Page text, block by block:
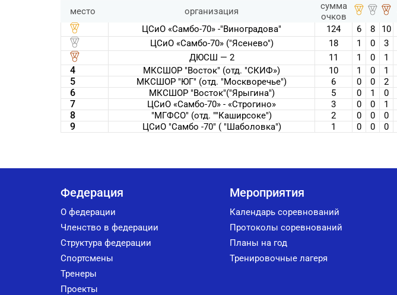
место организация
сумма
очков
ЦСиО «Самбо-70» -"Виноградова"
124 6 8 10
ЦСиО «Самбо-70» ("Ясенево")
18 1 0 3
ДЮСШ — 2
11 1 0 1
4 МКСШОР "Восток" (отд. "СКИФ») 10 1 0 1
5 МКСШОР "ЮГ" (отд. "Москворечье") 6 0 0 2
6 МКСШОР "Восток"("Ярыгина") 5 0 1 0
7 ЦСиО «Самбо-70» - «Строгино» 3 0 0 1
8 "МГФСО" (отд. ""Каширсоке") 2 0 0 0
9 ЦСиО "Самбо -70" ( "Шаболовка") 1 0 0 0
Федерация
О федерации
Членство в федерации
Структура федерации
Спортсмены
Тренеры
Проекты
Мероприятия
Календарь соревнований
Протоколы соревнований
Планы на год
Тренировочные лагеря